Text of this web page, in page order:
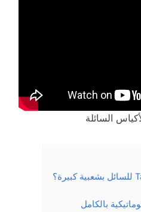
السائلة